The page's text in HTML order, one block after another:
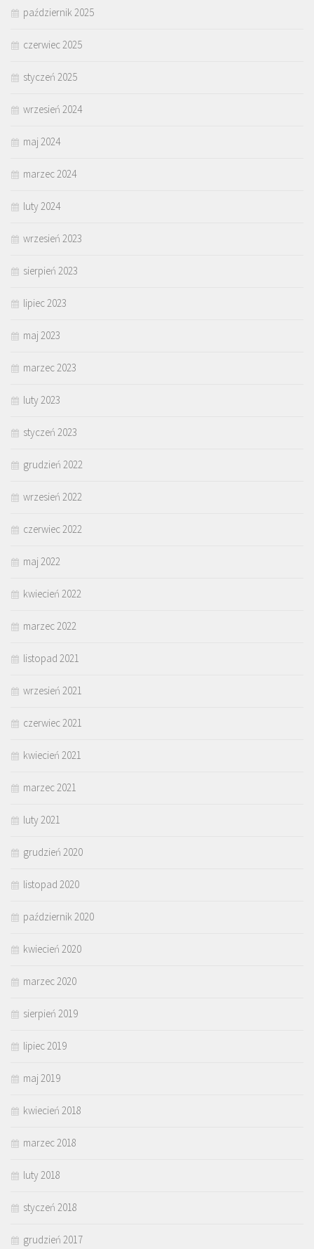
październik 2025
czerwiec 2025
styczeń 2025
wrzesień 2024
maj 2024
marzec 2024
luty 2024
wrzesień 2023
sierpień 2023
lipiec 2023
maj 2023
marzec 2023
luty 2023
styczeń 2023
grudzień 2022
wrzesień 2022
czerwiec 2022
maj 2022
kwiecień 2022
marzec 2022
listopad 2021
wrzesień 2021
czerwiec 2021
kwiecień 2021
marzec 2021
luty 2021
grudzień 2020
listopad 2020
październik 2020
kwiecień 2020
marzec 2020
sierpień 2019
lipiec 2019
maj 2019
kwiecień 2018
marzec 2018
luty 2018
styczeń 2018
grudzień 2017